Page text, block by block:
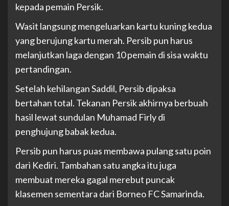
kepada pemain Persik.
Wasit langsung mengeluarkan kartu kuning kedua
yang berujung kartu merah. Persib pun harus
melanjutkan laga dengan 10 pemain di sisa waktu
pertandingan.
Setelah kehilangan Saddil, Persib dipaksa
bertahan total. Tekanan Persik akhirnya berbuah
hasil lewat sundulan Muhamad Firly di
penghujung babak kedua.
Persib pun harus puas membawa pulang satu poin
dari Kediri. Tambahan satu angka itu juga
membuat mereka gagal merebut puncak
klasemen sementara dari Borneo FC Samarinda.